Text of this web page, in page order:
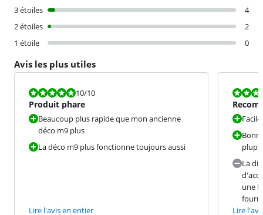
3 étoiles
4
2 étoiles
2
1 étoile
0
Avis les plus utiles
La note est 10 sur 10.
10/10
Produit phare
Beaucoup plus rapide que mon ancienne
déco m9 plus
La déco m9 plus fonctionne toujours aussi
Lire l'avis en entier
La note est
La
une
Lire